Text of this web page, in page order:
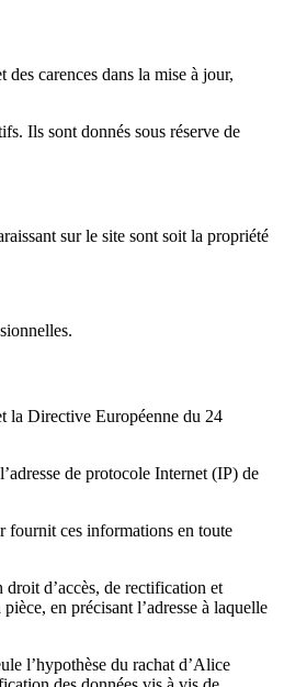
carences dans la mise à jour,
Ils sont donnés sous réserve de
sur le site sont soit la propriété
la Directive Européenne du 24
de protocole Internet (IP) de
fournit ces informations en toute
d’accès, de rectification et
en précisant l’adresse à laquelle
l’hypothèse du rachat d’Alice